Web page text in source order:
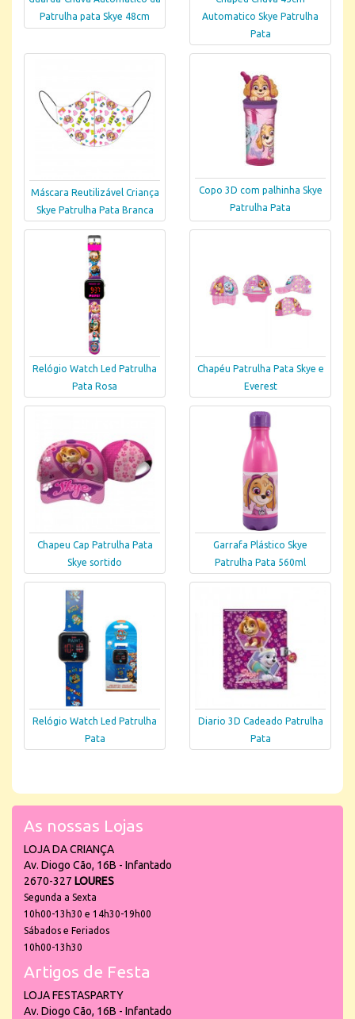
Patrulha pata Skye 48cm
Automatico Skye Patrulha
Pata
Máscara Reutilizável Criança
Skye Patrulha Pata Branca
Copo 3D com palhinha Skye
Patrulha Pata
Relógio Watch Led Patrulha
Pata Rosa
Chapéu Patrulha Pata Skye e
Everest
Chapeu Cap Patrulha Pata
Skye sortido
Garrafa Plástico Skye
Patrulha Pata 560ml
Relógio Watch Led Patrulha
Pata
Diario 3D Cadeado Patrulha
Pata
As nossas Lojas
LOJA DA CRIANÇA
Av. Diogo Cão, 16B - Infantado
2670-327 LOURES
Segunda a Sexta
10h00-13h30 e 14h30-19h00
Sábados e Feriados
10h00-13h30
Artigos de Festa
LOJA FESTASPARTY
Av. Diogo Cão, 16B - Infantado